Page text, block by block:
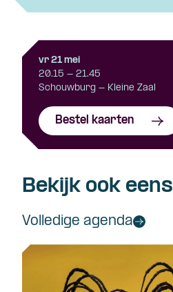
vr 21 mei
20.15 - 21.45
Schouwburg - Kleine Zaal
Bestel kaarten
Bekijk ook eens
Volledige agenda